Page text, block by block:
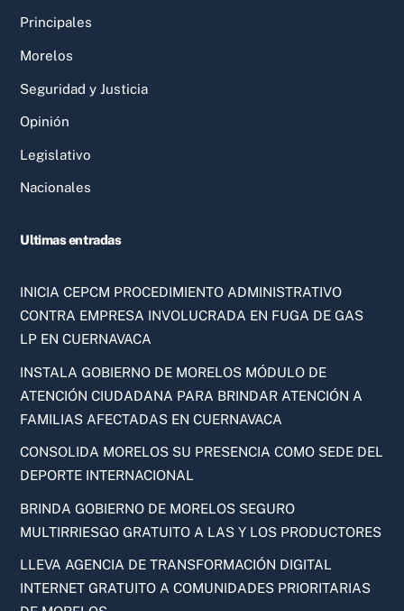
Principales
Morelos
Seguridad y Justicia
Opinión
Legislativo
Nacionales
Ultimas entradas
INICIA CEPCM PROCEDIMIENTO ADMINISTRATIVO
CONTRA EMPRESA INVOLUCRADA EN FUGA DE GAS
LP EN CUERNAVACA
INSTALA GOBIERNO DE MORELOS MÓDULO DE
ATENCIÓN CIUDADANA PARA BRINDAR ATENCIÓN A
FAMILIAS AFECTADAS EN CUERNAVACA
CONSOLIDA MORELOS SU PRESENCIA COMO SEDE DEL
DEPORTE INTERNACIONAL
BRINDA GOBIERNO DE MORELOS SEGURO
MULTIRRIESGO GRATUITO A LAS Y LOS PRODUCTORES
LLEVA AGENCIA DE TRANSFORMACIÓN DIGITAL
INTERNET GRATUITO A COMUNIDADES PRIORITARIAS